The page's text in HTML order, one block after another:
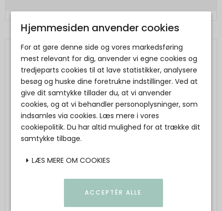
Hjemmesiden anvender cookies
For at gøre denne side og vores markedsføring
mest relevant for dig, anvender vi egne cookies og
tredjeparts cookies til at lave statistikker, analysere
besøg og huske dine foretrukne indstillinger. Ved at
give dit samtykke tillader du, at vi anvender
cookies, og at vi behandler personoplysninger, som
indsamles via cookies. Læs mere i vores
cookiepolitik. Du har altid mulighed for at trække dit
samtykke tilbage.
LÆS MERE OM COOKIES
ACCEPTÉR ALLE